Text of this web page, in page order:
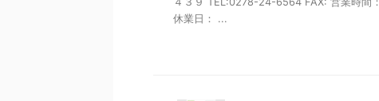
休業日： ...